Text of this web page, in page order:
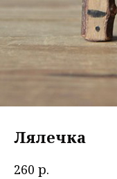
Лялечка
260 р.